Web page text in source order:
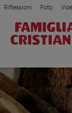
Attualità
Politica
Mondo
Economia
Riflessioni Foto
Privacy Policy Chi
Registrati Redazione